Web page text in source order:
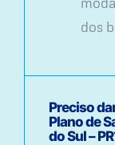
dos
Preciso
Plano de
do Sul –